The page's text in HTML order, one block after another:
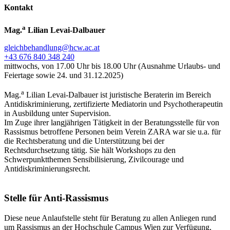
Kontakt
Mag.a Lilian Levai-Dalbauer
gleichbehandlung@hcw.ac.at
+43 676 840 348 240
mittwochs, von 17.00 Uhr bis 18.00 Uhr (Ausnahme Urlaubs- und
Feiertage sowie 24. und 31.12.2025)
Mag.a Lilian Levai-Dalbauer ist juristische Beraterin im Bereich
Antidiskriminierung, zertifizierte Mediatorin und Psychotherapeutin
in Ausbildung unter Supervision.
Im Zuge ihrer langjährigen Tätigkeit in der Beratungsstelle für von
Rassismus betroffene Personen beim Verein ZARA war sie u.a. für
die Rechtsberatung und die Unterstützung bei der
Rechtsdurchsetzung tätig. Sie hält Workshops zu den
Schwerpunktthemen Sensibilisierung, Zivilcourage und
Antidiskriminierungsrecht.
Stelle für Anti-Rassismus
Diese neue Anlaufstelle steht für Beratung zu allen Anliegen rund
um Rassismus an der Hochschule Campus Wien zur Verfügung,